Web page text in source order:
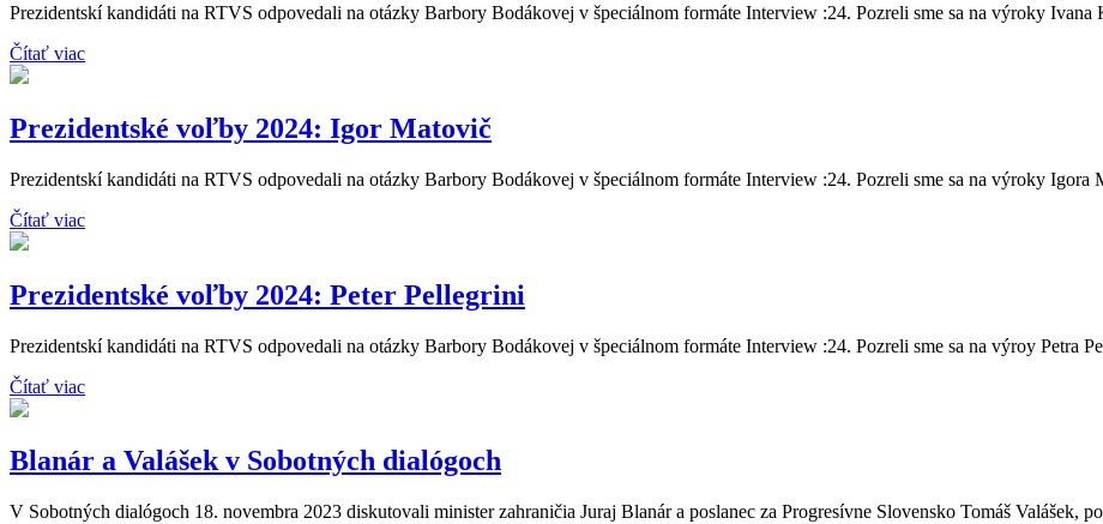
Prezidentskí kandidáti na RTVS odpovedali na otázky Barbory Bodákovej v špeciálnom formáte Interview :24. Pozreli sme sa na výroky Ivana
Čítať viac
Prezidentské voľby 2024: Igor Matovič
Prezidentskí kandidáti na RTVS odpovedali na otázky Barbory Bodákovej v špeciálnom formáte Interview :24. Pozreli sme sa na výroky Igora
Čítať viac
Prezidentské voľby 2024: Peter Pellegrini
Prezidentskí kandidáti na RTVS odpovedali na otázky Barbory Bodákovej v špeciálnom formáte Interview :24. Pozreli sme sa na výroy Petra
Čítať viac
Blanár a Valášek v Sobotných dialógoch
V Sobotných dialógoch 18. novembra 2023 diskutovali minister zahraničia Juraj Blanár a poslanec za Progresívne Slovensko Tomáš Valášek,